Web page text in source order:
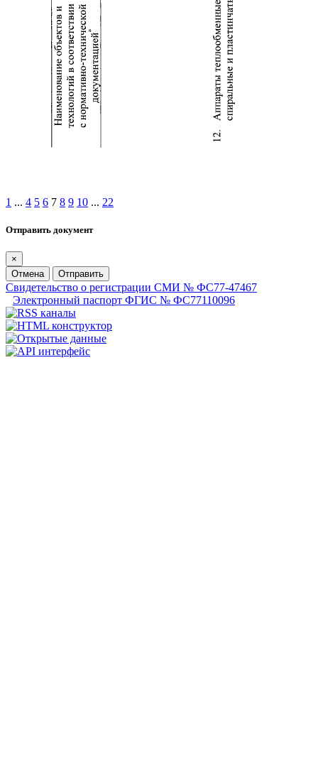
1 ... 4 5 6 7 8 9 10 ... 22
Отправить документ
×
Отмена
Отправить
Свидетельство о регистрации СМИ № ФС77-47467
Электронный паспорт ФГИС № ФС77110096